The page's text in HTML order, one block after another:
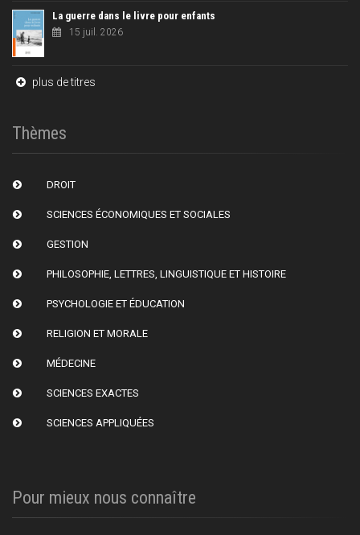
La guerre dans le livre pour enfants
15 juil. 2026
plus de titres
Thèmes
DROIT
SCIENCES ÉCONOMIQUES ET SOCIALES
GESTION
PHILOSOPHIE, LETTRES, LINGUISTIQUE ET HISTOIRE
PSYCHOLOGIE ET ÉDUCATION
RELIGION ET MORALE
MÉDECINE
SCIENCES EXACTES
SCIENCES APPLIQUÉES
Pour mieux nous connaître